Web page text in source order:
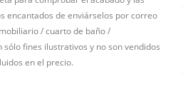
encantados de enviárselos por correo
/ cuarto de baño /
fines ilustrativos y no son vendidos
en el precio.